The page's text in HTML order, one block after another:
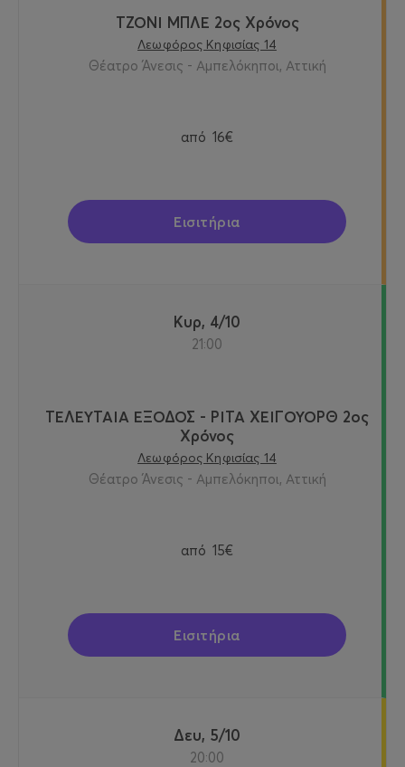
ΤΖΟΝΙ ΜΠΛΕ 2ος Χρόνος
Λεωφόρος Κηφισίας 14
Θέατρο Άνεσις - Αμπελόκηποι, Αττική
από 16€
Εισιτήρια
Κυρ, 4/10
21:00
ΤΕΛΕΥΤΑΙΑ ΕΞΟΔΟΣ - ΡΙΤΑ ΧΕΙΓΟΥΟΡΘ 2oς
Χρόνος
Λεωφόρος Κηφισίας 14
Θέατρο Άνεσις - Αμπελόκηποι, Αττική
από 15€
Εισιτήρια
Δευ, 5/10
20:00